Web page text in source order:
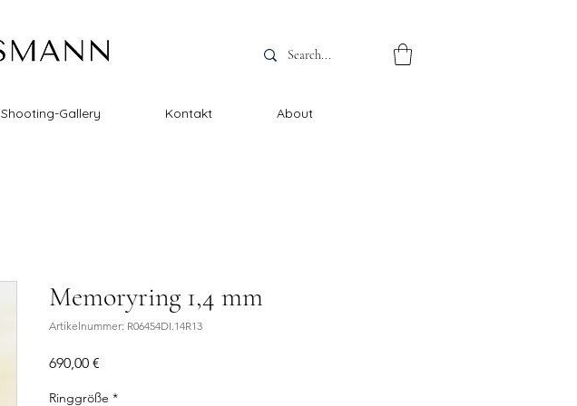
Shooting-Gallery Kontakt About
Memoryring 1,4 mm
Artikelnummer: R06454DI.14R13
690,00 €
Ringgröße *